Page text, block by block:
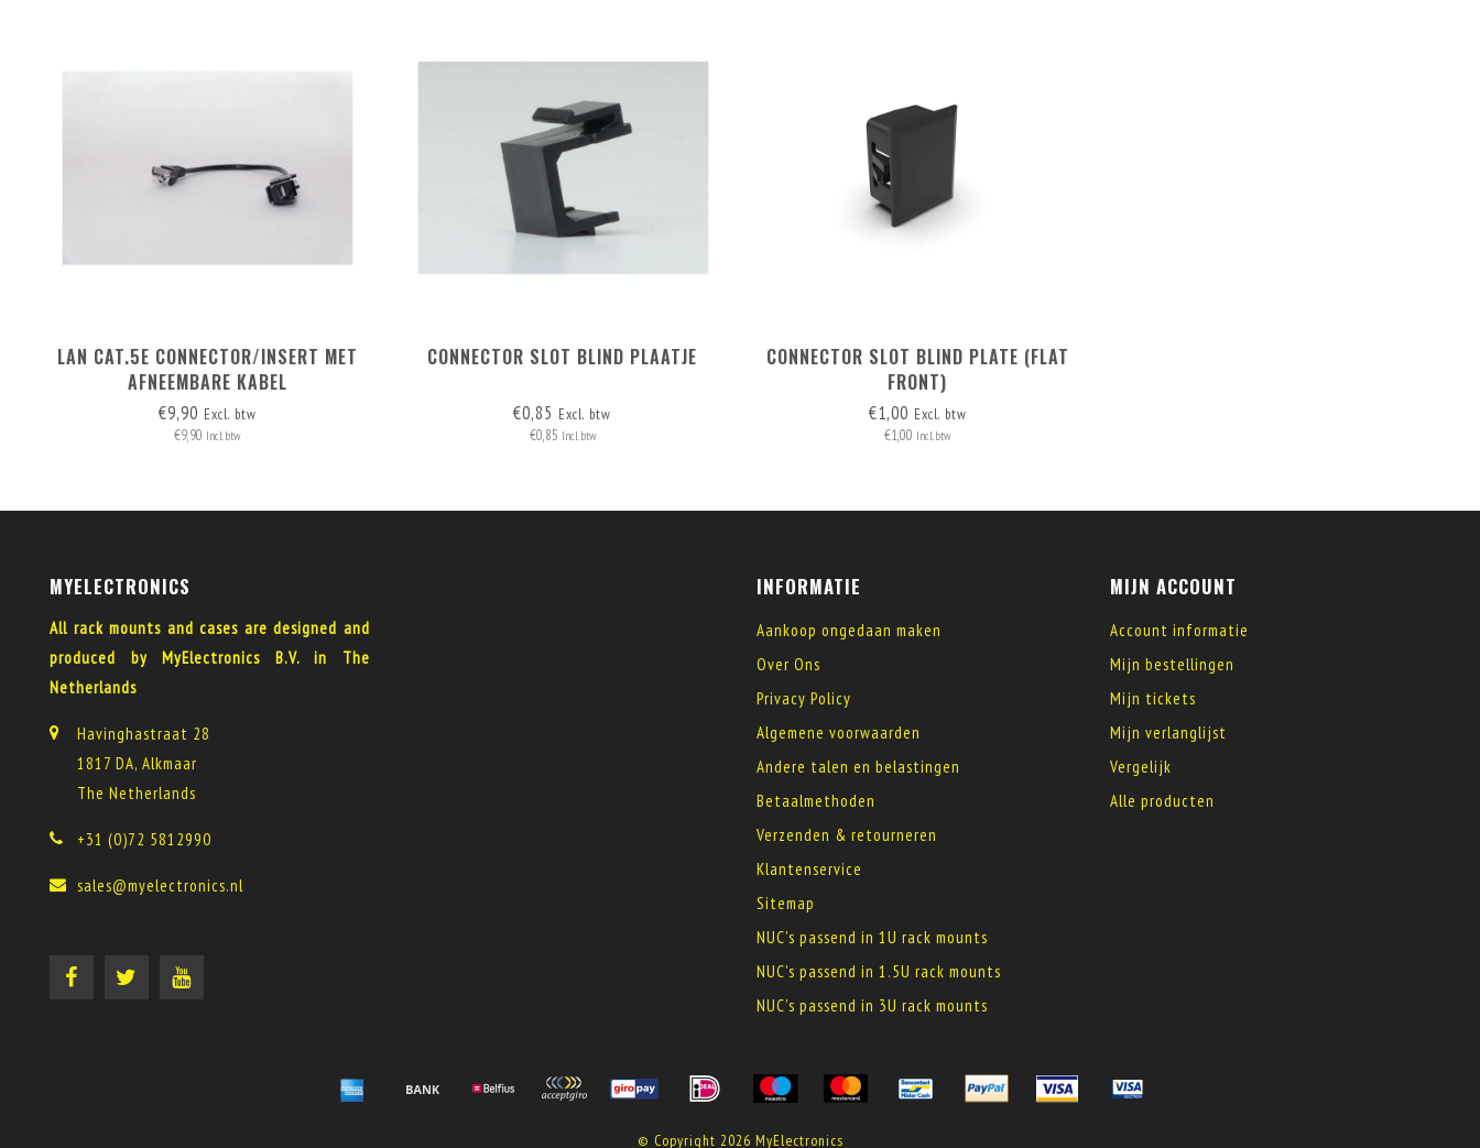
LAN CAT.5E CONNECTOR/INSERT MET
AFNEEMBARE KABEL
€9,90 Excl. btw
€9,90 Incl. btw
CONNECTOR SLOT BLIND PLAATJE
€0,85 Excl. btw
€0,85 Incl. btw
CONNECTOR SLOT BLIND PLATE (FLAT
FRONT)
€1,00 Excl. btw
€1,00 Incl. btw
MYELECTRONICS
All rack mounts and cases are designed and
produced by MyElectronics B.V. in The
Netherlands
Havinghastraat 28
1817 DA, Alkmaar
The Netherlands
+31 (0)72 5812990
sales@myelectronics.nl
INFORMATIE
Aankoop ongedaan maken
Over Ons
Privacy Policy
Algemene voorwaarden
Andere talen en belastingen
Betaalmethoden
Verzenden & retourneren
Klantenservice
Sitemap
NUC's passend in 1U rack mounts
NUC's passend in 1.5U rack mounts
NUC's passend in 3U rack mounts
MIJN ACCOUNT
Account informatie
Mijn bestellingen
Mijn tickets
Mijn verlanglijst
Vergelijk
Alle producten
© Copyright 2026 MyElectronics